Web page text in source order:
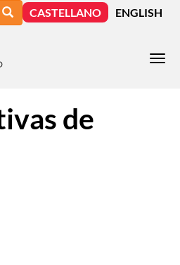
BuscarCASTELLANO ENGLISH
de